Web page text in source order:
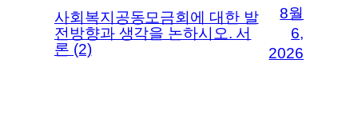
사회복지공동모금회에 대한 발
전방향과 생각을 논하시오. 서
론 (2)
8월
6,
2026